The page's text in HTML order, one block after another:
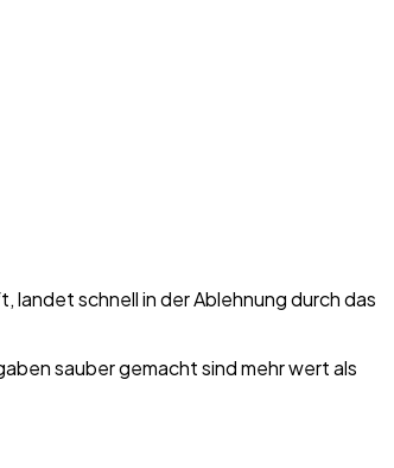
schnell in der Ablehnung durch das
sauber gemacht sind mehr wert als